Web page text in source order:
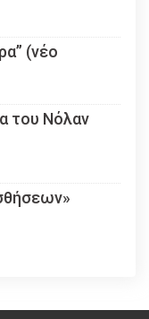
(νέο
του Νόλαν